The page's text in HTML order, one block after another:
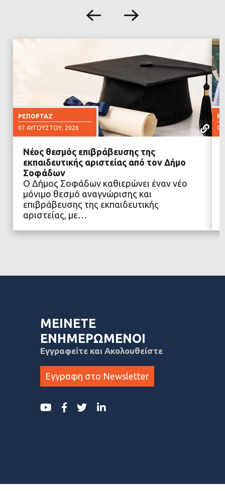
ΡΕΠΟΡΤΆΖ
07 ΑΥΓΟΎΣΤΟΥ, 2026
ΔΙΑΒΑΣΤΕ ΠΕΡΙΣΣΟΤΕΡΑ
Νέος θεσμός επιβράβευσης της
εκπαιδευτικής αριστείας από τον Δήμο
Σοφάδων
Ο Δήμος Σοφάδων καθιερώνει έναν νέο
μόνιμο θεσμό αναγνώρισης και
επιβράβευσης της εκπαιδευτικής
αριστείας, με…
ΜΕΙΝΕΤΕ
ΕΝΗΜΕΡΩΜΕΝΟΙ
Εγγραφείτε και Ακολουθείστε
Εγγραφη στο Newsletter